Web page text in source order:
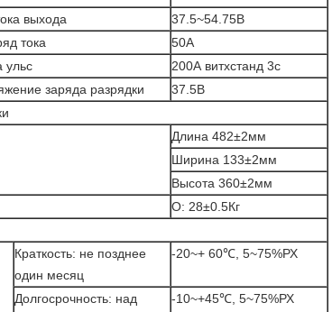
выхода
37.5~54.75В
тока
50А
ульс
200А витхстанд 3с
заряда разрядки
37.5В
Длина 482±2мм
Ширина 133±2мм
Высота 360±2мм
О: 28±0.5Кг
Краткость: не позднее
один месяц
-20~+ 60℃, 5~75%РХ
Долгосрочность: над
-10~+45℃, 5~75%РХ